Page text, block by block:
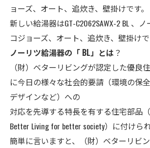
ョーズ、オート、追炊き、壁掛けです。
新しい給湯器はGT-C2062SAWX-2 BL 、
コジョーズ、オート、追炊き、壁掛けで
ノーリツ給湯器の「 BL」とは ？
（財）ベターリビングが認定した優良
に今日の様々な社会的要請（環境の保
デザインなど）への
対応を先導する特長を有する住宅部品（
Better Living for better society）に付けら
簡単に言いますと、（財）ベターリビ